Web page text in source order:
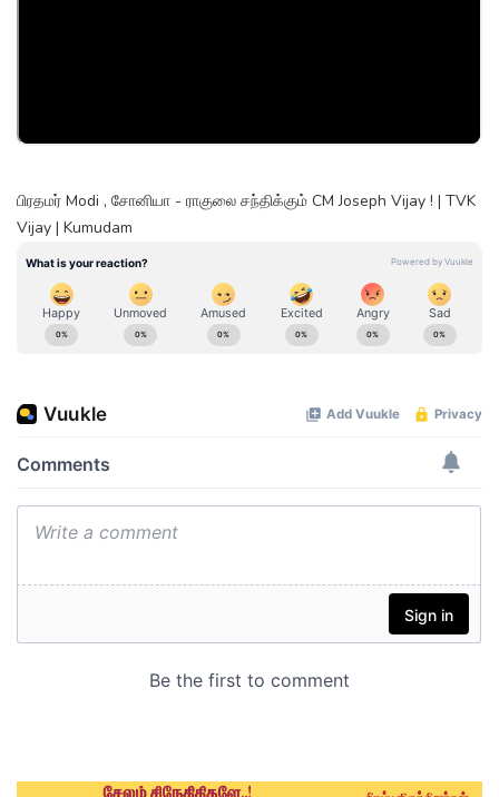
பிரதமர் Modi , சோனியா - ராகுலை சந்திக்கும் CM Joseph Vijay ! | TVK
Vijay | Kumudam